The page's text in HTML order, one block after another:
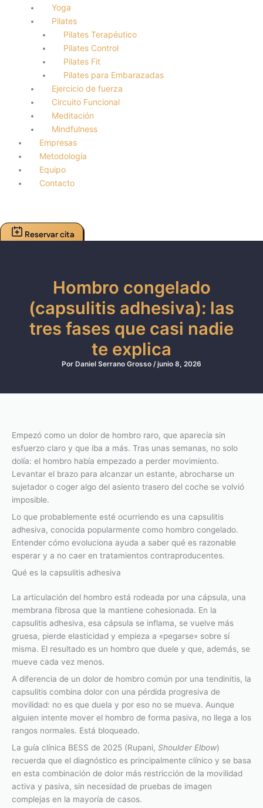
Yoga
Pilates
Pilates Terapéutico
Pilates Control
Pilates Fit
Pilates para Embarazadas
Ejercicio de fuerza
Circuito Funcional
Meditación
Mindfulness
Empresas
Metodología
Equipo
Contacto
Reservar cita
Hombro congelado
(capsulitis adhesiva): las
tres fases que casi nadie
te explica
Por Daniel Serrano Grosso /junio 8, 2026
Empezó como un dolor de hombro raro, que aparecía sin
esfuerzo claro y que iba a más. Tras unas semanas, no solo
dolía: el hombro había empezado a perder movimiento.
Levantar el brazo para alcanzar un estante, abrocharse un
sujetador o coger algo del asiento trasero del coche se volvió
imposible.
Lo que probablemente esté ocurriendo es una capsulitis
adhesiva, conocida popularmente como hombro congelado.
Entender cómo evoluciona ayuda a saber qué es razonable
esperar y a no caer en tratamientos contraproducentes.
Qué es la capsulitis adhesiva
La articulación del hombro está rodeada por una cápsula, una
membrana fibrosa que la mantiene cohesionada. En la
capsulitis adhesiva, esa cápsula se inflama, se vuelve más
gruesa, pierde elasticidad y empieza a «pegarse» sobre sí
misma. El resultado es un hombro que duele y que, además, se
mueve cada vez menos.
A diferencia de un dolor de hombro común por una tendinitis, la
capsulitis combina dolor con una pérdida progresiva de
movilidad: no es que duela y por eso no se mueva. Aunque
alguien intente mover el hombro de forma pasiva, no llega a los
rangos normales. Está bloqueado.
La guía clínica BESS de 2025 (Rupani, Shoulder Elbow)
recuerda que el diagnóstico es principalmente clínico y se basa
en esta combinación de dolor más restricción de la movilidad
activa y pasiva, sin necesidad de pruebas de imagen
complejas en la mayoría de casos.